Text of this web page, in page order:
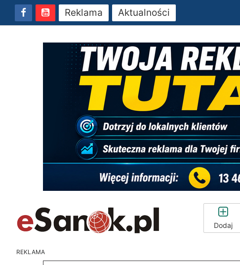
Reklama Aktualności
Dodaj
REKLAMA